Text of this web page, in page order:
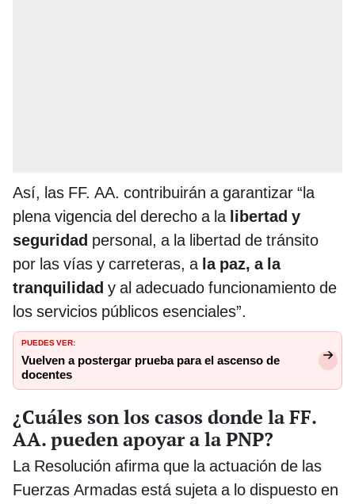
Así, las FF. AA. contribuirán a garantizar “la
plena vigencia del derecho a la libertad y
seguridad personal, a la libertad de tránsito
por las vías y carreteras, a la paz, a la
tranquilidad y al adecuado funcionamiento de
los servicios públicos esenciales”.
PUEDES VER:
Vuelven a postergar prueba para el ascenso de
docentes
¿Cuáles son los casos donde la FF.
AA. pueden apoyar a la PNP?
La Resolución afirma que la actuación de las
Fuerzas Armadas está sujeta a lo dispuesto en